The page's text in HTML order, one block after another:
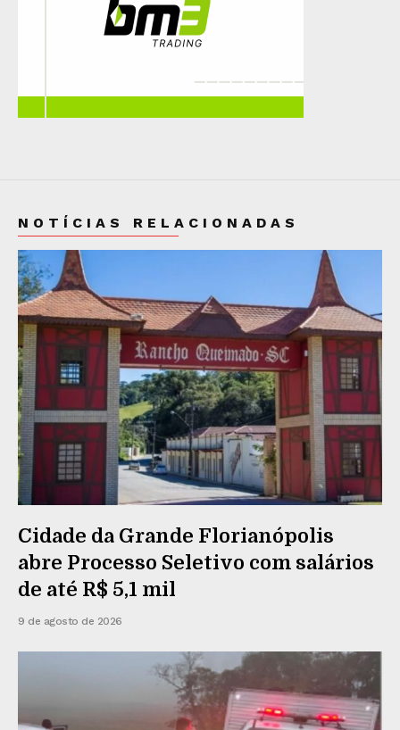
NOTÍCIAS RELACIONADAS
Cidade da Grande Florianópolis
abre Processo Seletivo com salários
de até R$ 5,1 mil
9 de agosto de 2026